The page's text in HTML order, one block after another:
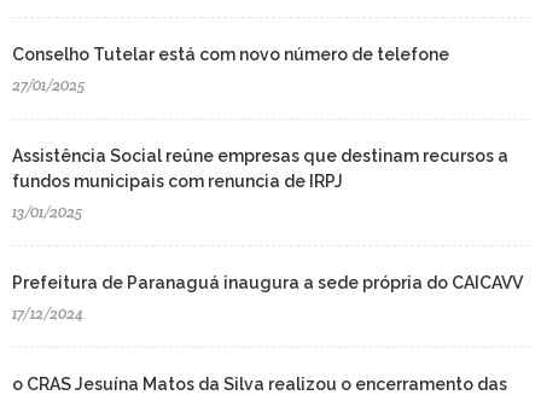
Conselho Tutelar está com novo número de telefone
27/01/2025
Assistência Social reúne empresas que destinam recursos a
fundos municipais com renuncia de IRPJ
13/01/2025
Prefeitura de Paranaguá inaugura a sede própria do CAICAVV
17/12/2024
o CRAS Jesuína Matos da Silva realizou o encerramento das